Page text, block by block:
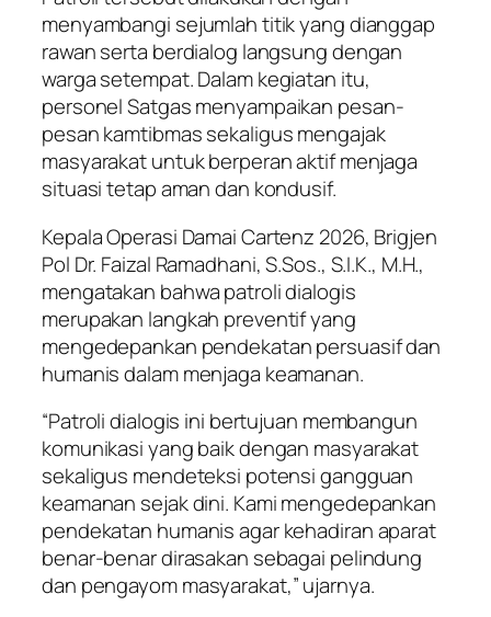
menyambangi sejumlah titik yang dianggap
rawan serta berdialog langsung dengan
warga setempat. Dalam kegiatan itu,
personel Satgas menyampaikan pesan-
pesan kamtibmas sekaligus mengajak
masyarakat untuk berperan aktif menjaga
situasi tetap aman dan kondusif.
Kepala Operasi Damai Cartenz 2026, Brigjen
Pol Dr. Faizal Ramadhani, S.Sos., S.I.K., M.H.,
mengatakan bahwa patroli dialogis
merupakan langkah preventif yang
mengedepankan pendekatan persuasif dan
humanis dalam menjaga keamanan.
“Patroli dialogis ini bertujuan membangun
komunikasi yang baik dengan masyarakat
sekaligus mendeteksi potensi gangguan
keamanan sejak dini. Kami mengedepankan
pendekatan humanis agar kehadiran aparat
benar-benar dirasakan sebagai pelindung
dan pengayom masyarakat,” ujarnya.